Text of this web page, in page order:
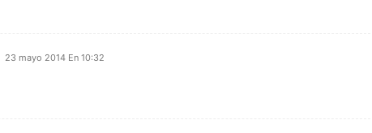
23 mayo 2014 En 10:32